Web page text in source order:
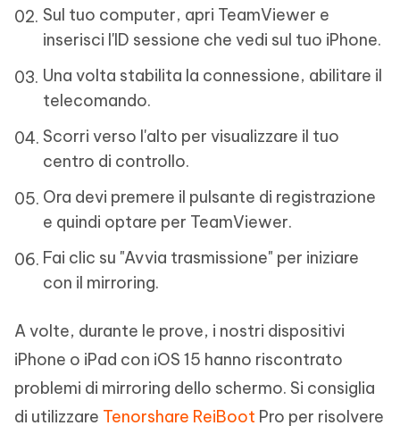
Sul tuo computer, apri TeamViewer e
inserisci l'ID sessione che vedi sul tuo iPhone.
Una volta stabilita la connessione, abilitare il
telecomando.
Scorri verso l'alto per visualizzare il tuo
centro di controllo.
Ora devi premere il pulsante di registrazione
e quindi optare per TeamViewer.
Fai clic su "Avvia trasmissione" per iniziare
con il mirroring.
A volte, durante le prove, i nostri dispositivi
iPhone o iPad con iOS 15 hanno riscontrato
problemi di mirroring dello schermo. Si consiglia
di utilizzare Tenorshare ReiBoot Pro per risolvere